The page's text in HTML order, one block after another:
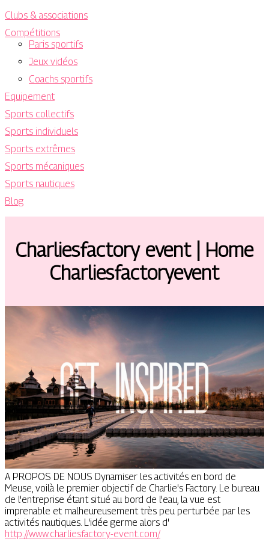
Clubs & associations
Compétitions
Paris sportifs
Jeux vidéos
Coachs sportifs
Equipement
Sports collectifs
Sports individuels
Sports extrêmes
Sports mécaniques
Sports nautiques
Blog
Char­liesfactory event | Home
Char­liesfactoryevent
A PROPOS DE NOUS Dynamiser les activités en bord de
Meuse, voilà le premier objectif de Charlie's Factory. Le bureau
de l'entreprise étant situé au bord de l'eau, la vue est
imprenable et malheureusement très peu perturbée par les
activités nautiques. L'idée germe alors d'
http://www.charliesfactory-event.com/